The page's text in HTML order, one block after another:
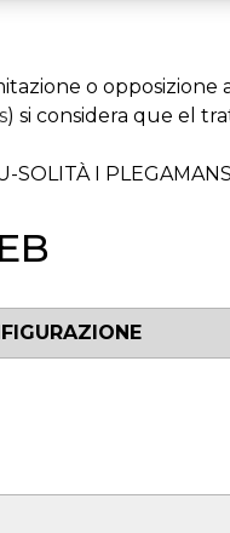
o
) si considera que el
SOLITÀ I